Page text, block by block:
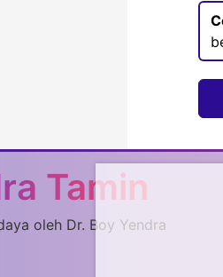
Tamin
oleh Dr. Boy Yendra